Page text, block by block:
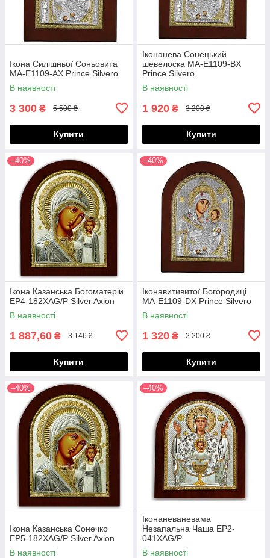
Ікона Силішньої Соньовита
МА-E1109-AX Prince Silvero
В наявності
3 300 ₴ 5 500 ₴
Купити
Іконанева Сонецький
шевелоска MA-E1109-BX
Prince Silvero
В наявності
1 920 ₴ 3 200 ₴
Купити
–40%
Ікона Казанська Богоматеріи
EP4-182XAG/P Silver Axion
В наявності
1 887,60 ₴ 3 146 ₴
Купити
–40%
Іконавитивитої Богородиці
MA-E1109-DX Prince Silvero
В наявності
1 320 ₴ 2 200 ₴
Купити
–40%
Ікона Казанська Сонечко
EP5-182XAG/P Silver Axion
В наявності
–40%
Іконаневаневама
Незапальна Чаша EP2-
041XAG/P
В наявності